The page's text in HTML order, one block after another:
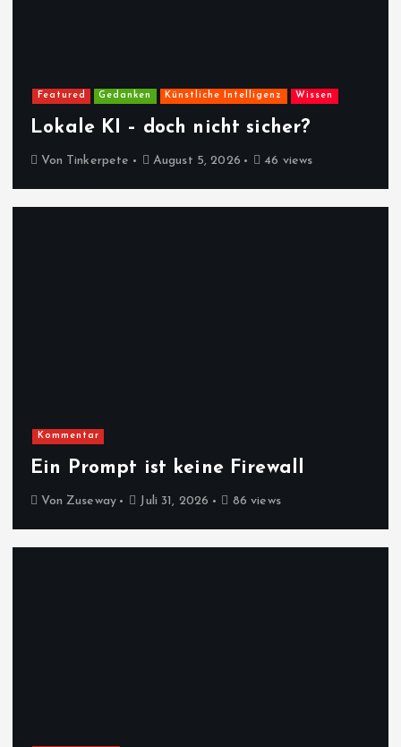
Featured Gedanken Künstliche Intelligenz Wissen
Lokale KI – doch nicht sicher?
Von Tinkerpete August 5, 2026 46 views
Kommentar
Ein Prompt ist keine Firewall
Von Zuseway Juli 31, 2026 86 views